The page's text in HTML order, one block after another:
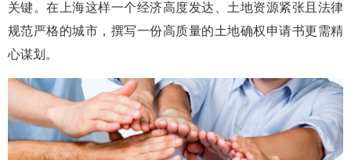
关键。在上海这样一个经济高度发达、土地资源紧张且法律
规范严格的城市，撰写一份高质量的土地确权申请书更需精
心谋划。